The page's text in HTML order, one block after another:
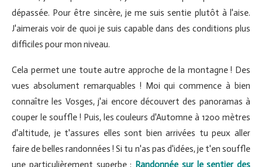
dépassée. Pour être sincère, je me suis sentie plutôt à l'aise.
J'aimerais voir de quoi je suis capable dans des conditions plus
difficiles pour mon niveau.
Cela permet une toute autre approche de la montagne ! Des
vues absolument remarquables ! Moi qui commence à bien
connaître les Vosges, j'ai encore découvert des panoramas à
couper le souffle ! Puis, les couleurs d'Automne à 1200 mètres
d'altitude, je t'assures elles sont bien arrivées tu peux aller
faire de belles randonnées ! Si tu n'as pas d'idées, je t'en souffle
une particulièrement superbe : Randonnée sur le sentier des